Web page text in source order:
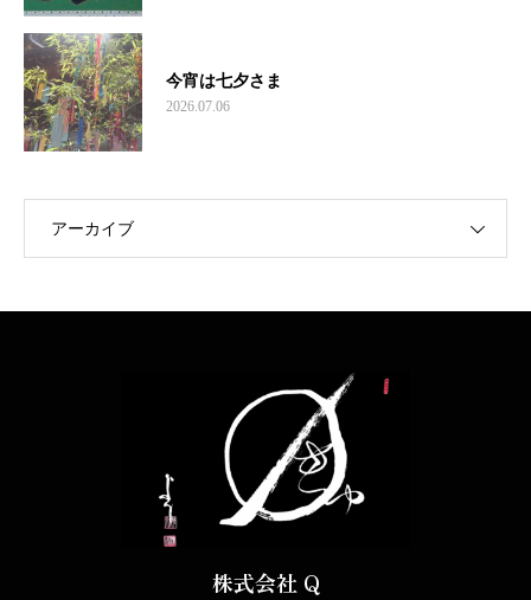
今宵は七夕さま
2026.07.06
アーカイブ
株式会社 Q